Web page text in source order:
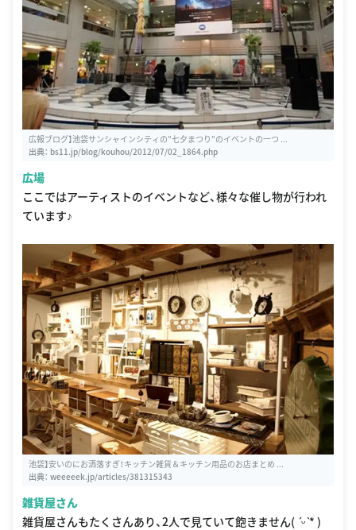
広報ブログ】池袋サンシャインシティの"七夕まつり"のイベントの一つ ...
出典： bs11.jp/blog/kouhou/2012/07/02_1864.php
広場
ここではアーティストのイベントなど、様々な催し物が行われ
ています♪
池袋】安いのにお洒落すぎ！キッチン雑貨＆キッチン用品のお店まとめ ...
出典： weeeeek.jp/articles/381315343
雑貨屋さん
雑貨屋さんもたくさんあり、2人で見ていて飽きません( ˊᵕˋ* )